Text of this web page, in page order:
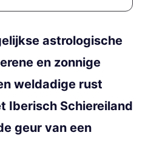
astrologische
en zonnige
weldadige rust
Iberisch Schiereiland
geur van een